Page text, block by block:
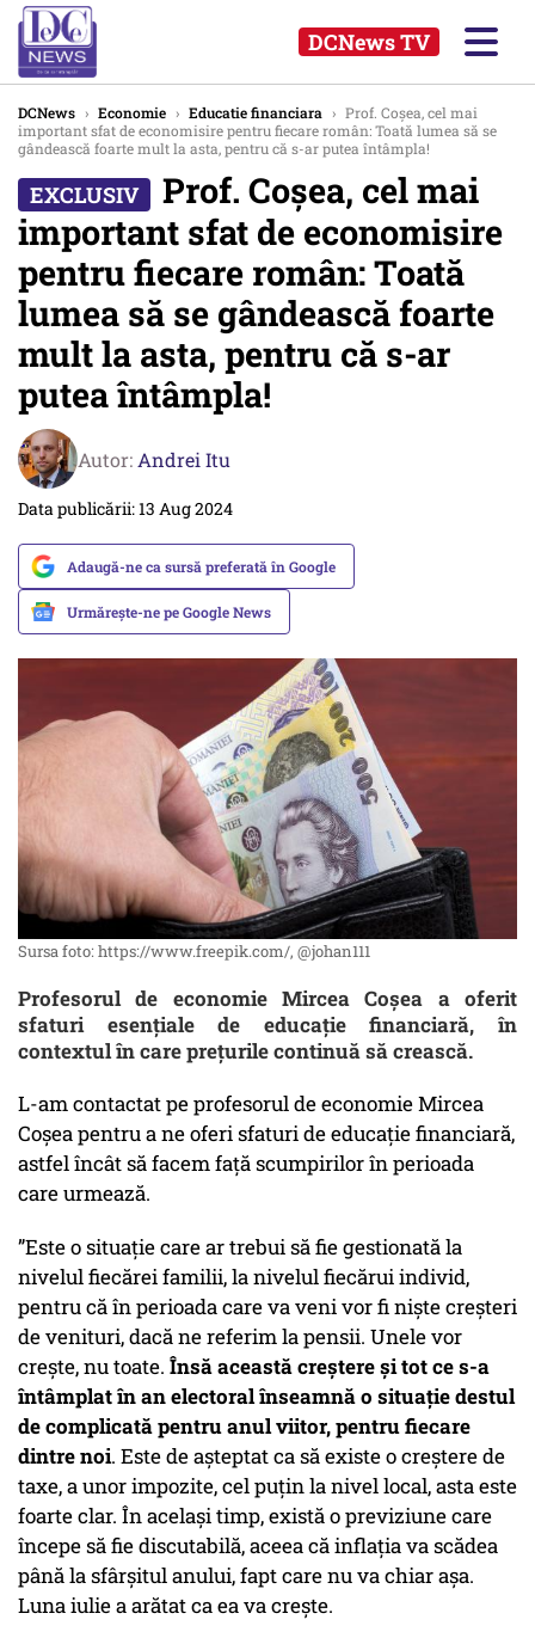
DCNews TV
DCNews › Economie › Educatie financiara › Prof. Coșea, cel mai
important sfat de economisire pentru fiecare român: Toată lumea să se
gândească foarte mult la asta, pentru că s-ar putea întâmpla!
Prof. Coșea, cel mai
important sfat de economisire
pentru fiecare român: Toată
lumea să se gândească foarte
mult la asta, pentru că s-ar
putea întâmpla!
Autor: Andrei Itu
Data publicării: 13 Aug 2024
Adaugă-ne ca sursă preferată în Google
Urmărește-ne pe Google News
Sursa foto: https://www.freepik.com/, @johan111
Profesorul de economie Mircea Coșea a oferit
sfaturi esențiale de educație financiară, în
contextul în care prețurile continuă să crească.
L-am contactat pe profesorul de economie Mircea
Coșea pentru a ne oferi sfaturi de educație financiară,
astfel încât să facem față scumpirilor în perioada
care urmează.
”Este o situație care ar trebui să fie gestionată la
nivelul fiecărei familii, la nivelul fiecărui individ,
pentru că în perioada care va veni vor fi niște creșteri
de venituri, dacă ne referim la pensii. Unele vor
crește, nu toate. Însă această creștere și tot ce s-a
întâmplat în an electoral înseamnă o situație destul
de complicată pentru anul viitor, pentru fiecare
dintre noi. Este de așteptat ca să existe o creștere de
taxe, a unor impozite, cel puțin la nivel local, asta este
foarte clar. În același timp, există o previziune care
începe să fie discutabilă, aceea că inflația va scădea
până la sfârșitul anului, fapt care nu va chiar așa.
Luna iulie a arătat ca ea va crește.